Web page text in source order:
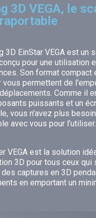
3D VEGA, le
3D EinStar VEGA est un
pour une utilisation
Son format compact
vous permettent de
Comme il
puissants et un
vous n'avez plus
avec vous pour l'utiliser.
VEGA est la solution
3D pour tous ceux qui
captures en 3D
en emportant un